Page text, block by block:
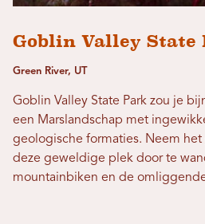
Goblin Valley State
Green River, UT
Goblin Valley State Park zou je
een Marslandschap met
geologische formaties. Neem
deze geweldige plek door te
mountainbiken en de